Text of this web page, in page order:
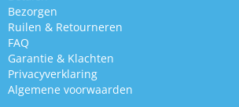
Bezorgen
Ruilen & Retourneren
FAQ
Garantie & Klachten
Privacyverklaring
Algemene voorwaarden